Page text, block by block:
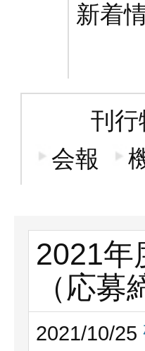
新着
刊行
会報
2021年
（応
2021/10/25